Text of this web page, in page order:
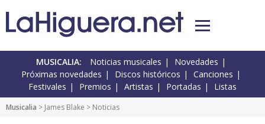
MUSICALIA: Noticias musicales
Novedades
Próximas novedades
Discos históricos
Canciones
Festivales
Premios Artistas Portadas Listas
Musicalia > James Blake > Noticias